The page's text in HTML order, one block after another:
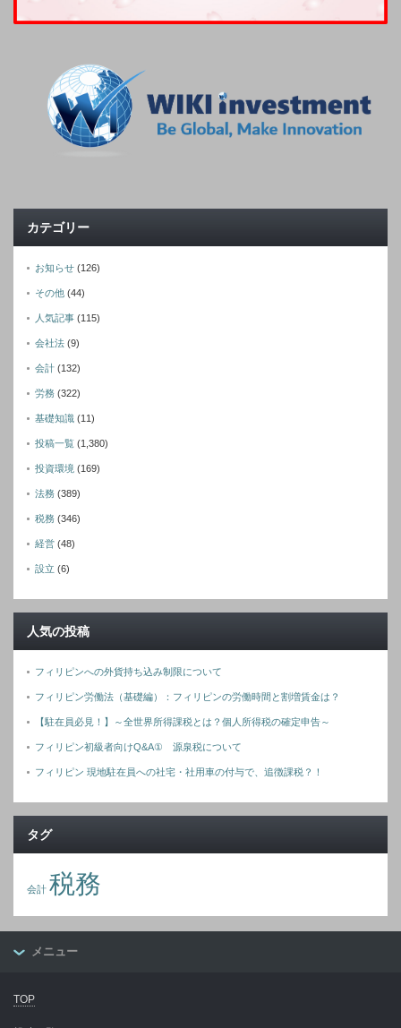
カテゴリー
お知らせ (126)
その他 (44)
人気記事 (115)
会社法 (9)
会計 (132)
労務 (322)
基礎知識 (11)
投稿一覧 (1,380)
投資環境 (169)
法務 (389)
税務 (346)
経営 (48)
設立 (6)
人気の投稿
フィリピンへの外貨持ち込み制限について
フィリピン労働法（基礎編）：フィリピンの労働時間と割増賃金は？
【駐在員必見！】～全世界所得課税とは？個人所得税の確定申告～
フィリピン初級者向けQ&A① 源泉税について
フィリピン 現地駐在員への社宅・社用車の付与で、追徴課税？！
タグ
会計 税務
メニュー
TOP